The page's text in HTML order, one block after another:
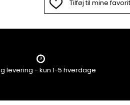
Tilføj til mine
levering - kun 1-5 hverdage